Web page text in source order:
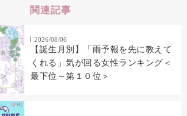
関連記事
2026/08/06
【誕生月別】「雨予報を先に教えて
くれる」気が回る女性ランキング＜
最下位～第１０位＞